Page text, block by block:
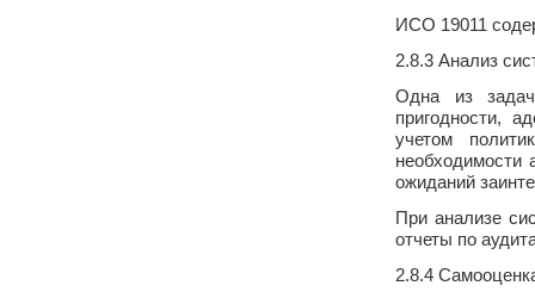
ИСО 19011
2.8.3 Анализ
Одна из задач
пригодности,
учетом
необходимости
ожиданий
При анализе
отчеты по
2.8.4